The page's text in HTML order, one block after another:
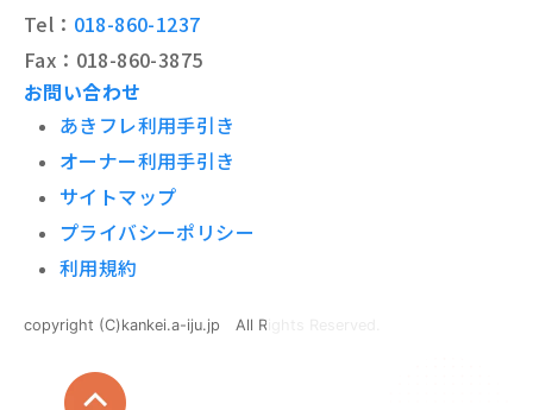
Tel： 018-860-1237
Fax：018-860-3875
お問い合わせ
あきフレ利用手引き
オーナー利用手引き
サイトマップ
プライバシーポリシー
利用規約
copyright (C)kankei.a-iju.jp All Rights Reserved.